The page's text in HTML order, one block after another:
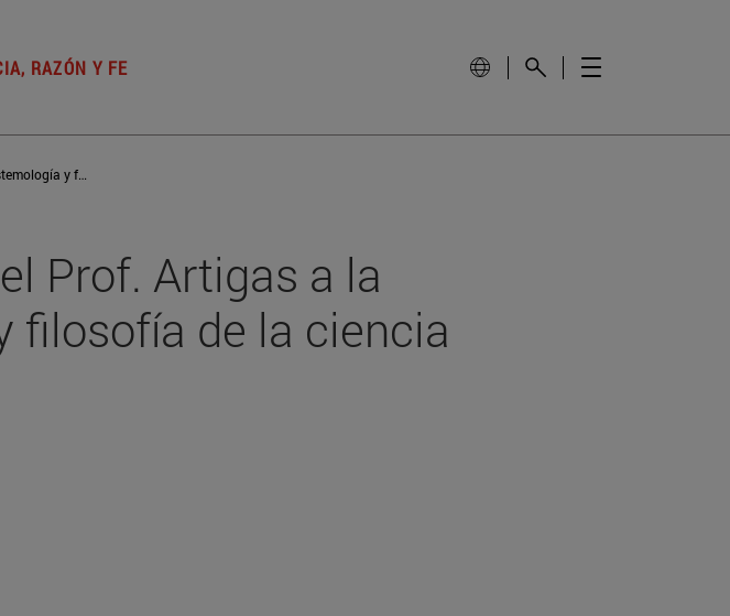
RAZÓN Y FE
Aportaciones del Prof Artigas a la epistemología y filosofía de la ciencia Discurso del Profesor don Evandro Agazzi
Prof. Artigas a la
filosofía de la ciencia